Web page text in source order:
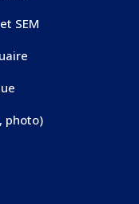
SEM
photo)